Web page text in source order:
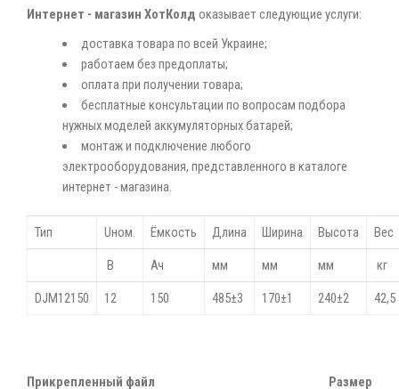
Интернет - магазин ХотКолд оказывает следующие услуги:
доставка товара по всей Украине;
работаем без предоплаты;
оплата при получении товара;
бесплатные консультации по вопросам подбора
нужных моделей аккумуляторных батарей;
монтаж и подключение любого
электрооборудования, представленного в каталоге
интернет - магазина.
Тип Uном. Ёмкость Длина Ширина Высота Вес
В Ач мм мм мм кг
DJM12150 12 150 485±3 170±1 240±2 42,5
Прикрепленный файл Размер